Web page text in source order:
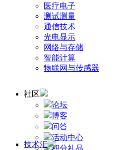
医疗电子
测试测量
通信技术
光电显示
网络与存储
智能计算
物联网与传感器
社区
论坛
博客
问答
活动中心
积分礼品
技术汇